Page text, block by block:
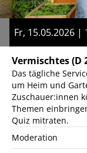
Fr, 15.05.2026 |
Vermischtes(D
Das tägliche
um Heim und
Zuschauer:innen
Themen
Quiz mitraten.
Moderation